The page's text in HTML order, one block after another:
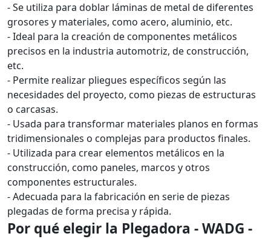
- Se utiliza para doblar láminas de metal de diferentes
grosores y materiales, como acero, aluminio, etc.
- Ideal para la creación de componentes metálicos
precisos en la industria automotriz, de construcción,
etc.
- Permite realizar pliegues específicos según las
necesidades del proyecto, como piezas de estructuras
o carcasas.
- Usada para transformar materiales planos en formas
tridimensionales o complejas para productos finales.
- Utilizada para crear elementos metálicos en la
construcción, como paneles, marcos y otros
componentes estructurales.
- Adecuada para la fabricación en serie de piezas
plegadas de forma precisa y rápida.
Por qué elegir la Plegadora - WADG -